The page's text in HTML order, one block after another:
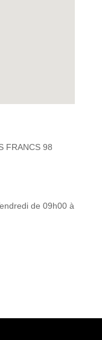
FRANCS 98
de 09h00 à